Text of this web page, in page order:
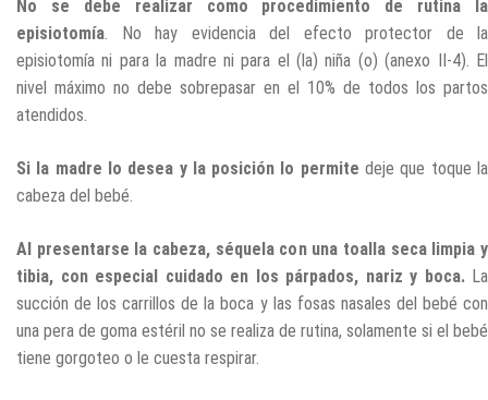
No se debe realizar como procedimiento de rutina la
episiotomía. No hay evidencia del efecto protector de la
episiotomía ni para la madre ni para el (la) niña (o) (anexo II-4). El
nivel máximo no debe sobrepasar en el 10% de todos los partos
atendidos.
Si la madre lo desea y la posición lo permite deje que toque la
cabeza del bebé.
Al presentarse la cabeza, séquela con una toalla seca limpia y
tibia, con especial cuidado en los párpados, nariz y boca.La
succión de los carrillos de la boca y las fosas nasales del bebé con
una pera de goma estéril no se realiza de rutina, solamente si el bebé
tiene gorgoteo o le cuesta respirar.